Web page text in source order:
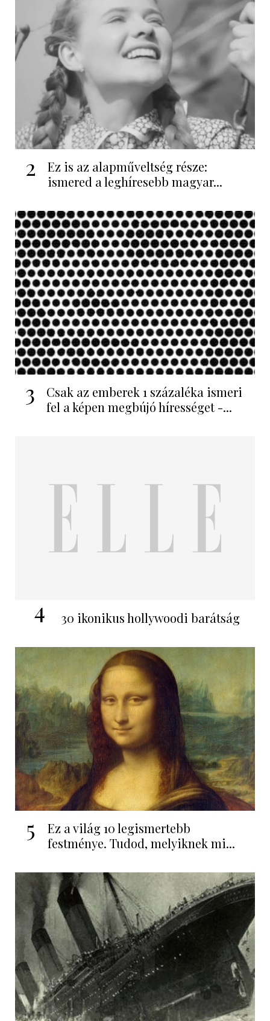
2
Ez is az alapműveltség része:
ismered a leghíresebb magyar...
3
Csak az emberek 1 százaléka ismeri
fel a képen megbújó hírességet -...
4 30 ikonikus hollywoodi barátság
5
Ez a világ 10 legismertebb
festménye. Tudod, melyiknek mi...